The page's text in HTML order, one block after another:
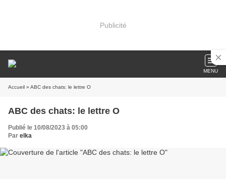
Publicité
MENU
Accueil » ABC des chats: le lettre O
ABC des chats: le lettre O
Publié le 10/08/2023 à 05:00
Par elka